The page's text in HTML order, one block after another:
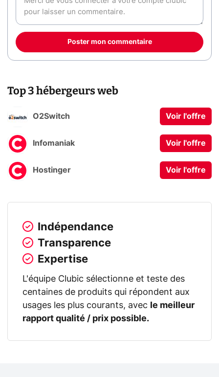
Poster mon commentaire
Top 3 hébergeurs web
O2Switch Voir l'offre
Infomaniak Voir l'offre
Hostinger Voir l'offre
Indépendance
Transparence
Expertise
L'équipe Clubic sélectionne et teste des
centaines de produits qui répondent aux
usages les plus courants, avec
le meilleur
rapport qualité / prix possible.